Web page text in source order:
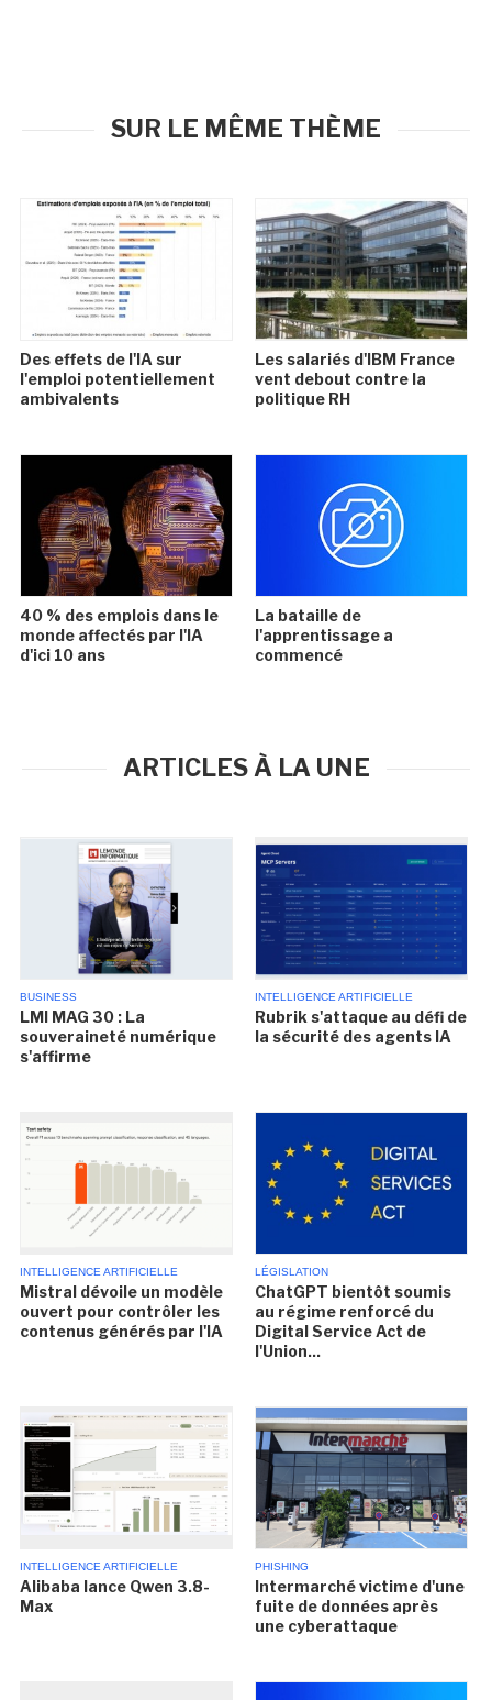
SUR LE MÊME THÈME
Des effets de l'IA sur
l'emploi potentiellement
ambivalents
Les salariés d'IBM France
vent debout contre la
politique RH
40 % des emplois dans le
monde affectés par l'IA
d'ici 10 ans
La bataille de
l'apprentissage a
commencé
ARTICLES À LA UNE
BUSINESS
LMI MAG 30 : La
souveraineté numérique
s'affirme
INTELLIGENCE ARTIFICIELLE
Rubrik s'attaque au défi de
la sécurité des agents IA
INTELLIGENCE ARTIFICIELLE
Mistral dévoile un modèle
ouvert pour contrôler les
contenus générés par l'IA
LÉGISLATION
ChatGPT bientôt soumis
au régime renforcé du
Digital Service Act de
l'Union...
INTELLIGENCE ARTIFICIELLE
Alibaba lance Qwen 3.8-
Max
PHISHING
Intermarché victime d'une
fuite de données après
une cyberattaque